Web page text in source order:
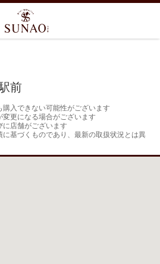
前
入できない可能性がございます
変更になる場合がございます
店舗がございます
基づくものであり、最新の取扱状況とは異